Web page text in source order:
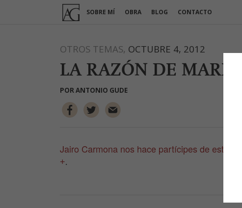
SOBRE MÍ OBRA BLOG CONTACTO
OTROS TEMAS, OCTUBRE 4, 2012
LA RAZÓN DE
PORANTONIO GUDE
Jairo Carmona nos hace partícipes de esta
+.